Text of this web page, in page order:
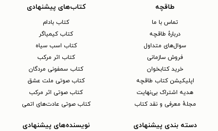
طاقچه
تماس با ما
دربارهٔ طاقچه
سوال‌های متداول
فروش سازمانی
خرید کتابخوان
اپلیکیشن کتاب طاقچه
هدیه اشتراک بی‌نهایت
مجلهٔ معرفی و نقد کتاب
کتاب‌های پیشنهادی
کتاب بادام
کتاب کیمیاگر
کتاب اسب سیاه
کتاب اثر مرکب
کتاب سمفونی مردگان
کتاب صوتی ملت عشق
کتاب صوتی اثر مرکب
کتاب صوتی عادت‌های اتمی
دسته بندی پیشنهادی نویسنده‌های پیشنهادی